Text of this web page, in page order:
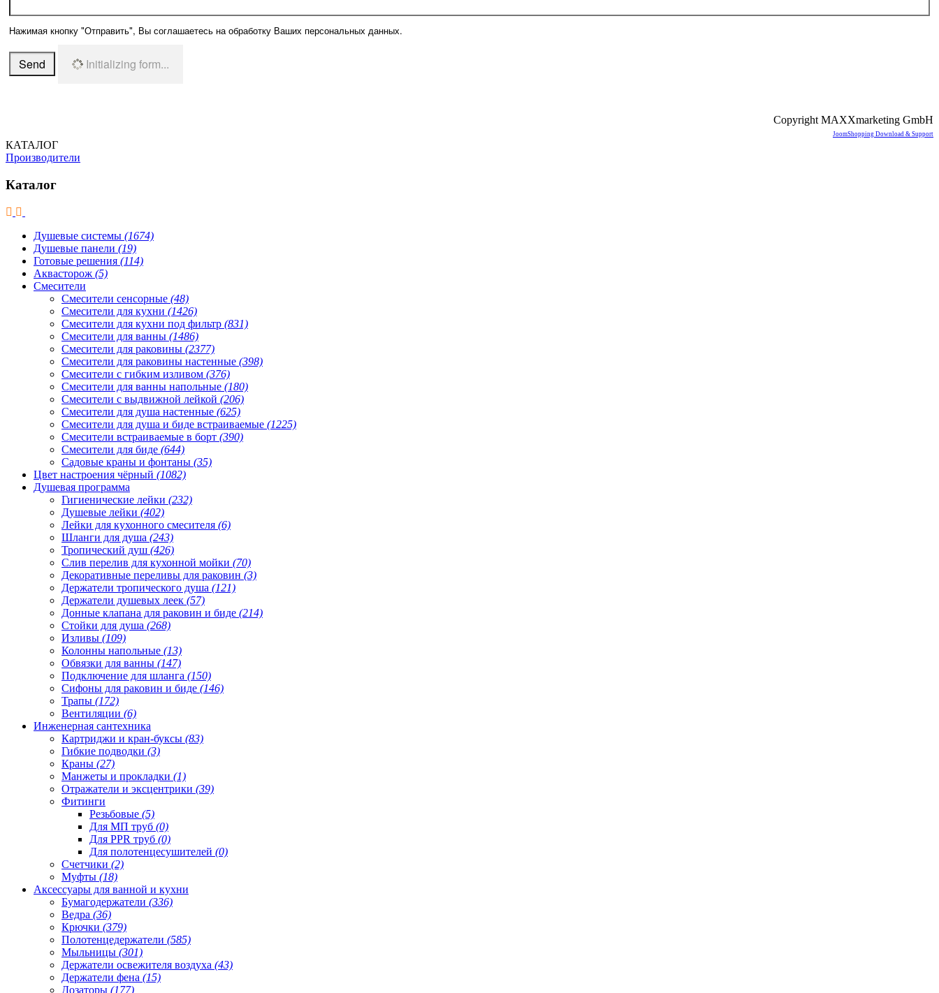
Нажимая кнопку "Отправить", Вы соглашаетесь на обработку Ваших персональных данных.
Send Initializing form...
Copyright MAXXmarketing GmbH
JoomShopping Download & Support
КАТАЛОГ
Производители
Каталог
Душевые системы (1674)
Душевые панели (19)
Готовые решения (114)
Аквасторож (5)
Смесители
Смесители сенсорные (48)
Смесители для кухни (1426)
Смесители для кухни под фильтр (831)
Смесители для ванны (1486)
Смесители для раковины (2377)
Смесители для раковины настенные (398)
Смесители с гибким изливом (376)
Смесители для ванны напольные (180)
Смесители с выдвижной лейкой (206)
Смесители для душа настенные (625)
Смесители для душа и биде встраиваемые (1225)
Смесители встраиваемые в борт (390)
Смесители для биде (644)
Садовые краны и фонтаны (35)
Цвет настроения чёрный (1082)
Душевая программа
Гигиенические лейки (232)
Душевые лейки (402)
Лейки для кухонного смесителя (6)
Шланги для душа (243)
Тропический душ (426)
Слив перелив для кухонной мойки (70)
Декоративные переливы для раковин (3)
Держатели тропического душа (121)
Держатели душевых леек (57)
Донные клапана для раковин и биде (214)
Стойки для душа (268)
Изливы (109)
Колонны напольные (13)
Обвязки для ванны (147)
Подключение для шланга (150)
Сифоны для раковин и биде (146)
Трапы (172)
Вентиляции (6)
Инженерная сантехника
Картриджи и кран-буксы (83)
Гибкие подводки (3)
Краны (27)
Манжеты и прокладки (1)
Отражатели и эксцентрики (39)
Фитинги
Резьбовые (5)
Для МП труб (0)
Для PPR труб (0)
Для полотенцесушителей (0)
Счетчики (2)
Муфты (18)
Аксессуары для ванной и кухни
Бумагодержатели (336)
Ведра (36)
Крючки (379)
Полотенцедержатели (585)
Мыльницы (301)
Держатели освежителя воздуха (43)
Держатели фена (15)
Дозаторы (177)